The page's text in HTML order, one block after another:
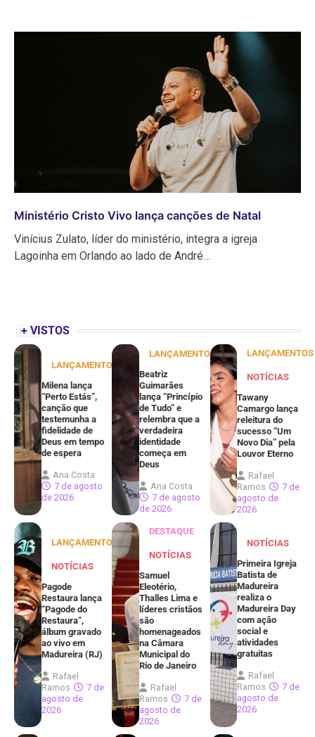
Ministério Cristo Vivo lança canções de Natal
Vinícius Zulato, líder do ministério, integra a igreja
Lagoinha em Orlando ao lado de André…
+ VISTOS
LANÇAMENTOS
Milena lança
“Perto Estás”,
canção que
testemunha a
fidelidade de
Deus em tempo
de espera
Ana Costa
7 de agosto
de 2026
LANÇAMENTOS
Beatriz
Guimarães
lança “Princípio
de Tudo” e
relembra que a
verdadeira
identidade
começa em
Deus
Ana Costa
7 de agosto
de 2026
LANÇAMENTOS
NOTÍCIAS
Tawany
Camargo lança
releitura do
sucesso “Um
Novo Dia” pela
Louvor Eterno
Rafael
Ramos
7 de
agosto de
2026
LANÇAMENTOS
NOTÍCIAS
Pagode
Restaura lança
“Pagode do
Restaura”,
álbum gravado
ao vivo em
Madureira (RJ)
Rafael
Ramos
7 de
agosto de
2026
DESTAQUE
NOTÍCIAS
Samuel
Eleotério,
Thalles Lima e
líderes cristãos
são
homenageados
na Câmara
Municipal do
Rio de Janeiro
Rafael
Ramos
7 de
agosto de
2026
NOTÍCIAS
Primeira Igreja
Batista de
Madureira
realiza o
Madureira Day
com ação
social e
atividades
gratuitas
Rafael
Ramos
7 de
agosto de
2026